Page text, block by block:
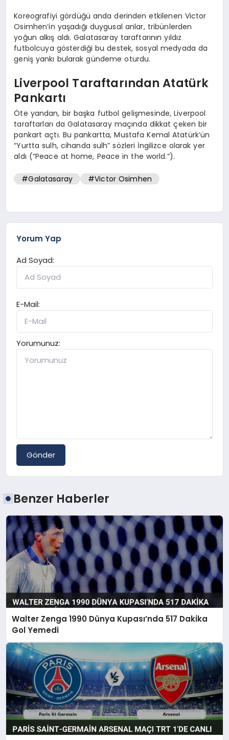
Koreografiyi gördüğü anda derinden etkilenen Victor
Osimhen’in yaşadığı duygusal anlar, tribünlerden
yoğun alkış aldı. Galatasaray taraftarının yıldız
futbolcuya gösterdiği bu destek, sosyal medyada da
geniş yankı bularak gündeme oturdu.
Liverpool Taraftarından Atatürk
Pankartı
Öte yandan, bir başka futbol gelişmesinde, Liverpool
taraftarları da Galatasaray maçında dikkat çeken bir
pankart açtı. Bu pankartta, Mustafa Kemal Atatürk’ün
“Yurtta sulh, cihanda sulh” sözleri İngilizce olarak yer
aldı (“Peace at home, Peace in the world.”).
#Galatasaray #Victor Osimhen
Yorum Yap
Ad Soyad:
E-Mail:
Yorumunuz:
Gönder
Benzer Haberler
Walter Zenga 1990 Dünya Kupası’nda 517 Dakika
Gol Yemedi